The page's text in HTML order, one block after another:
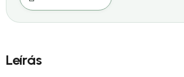
Leírás